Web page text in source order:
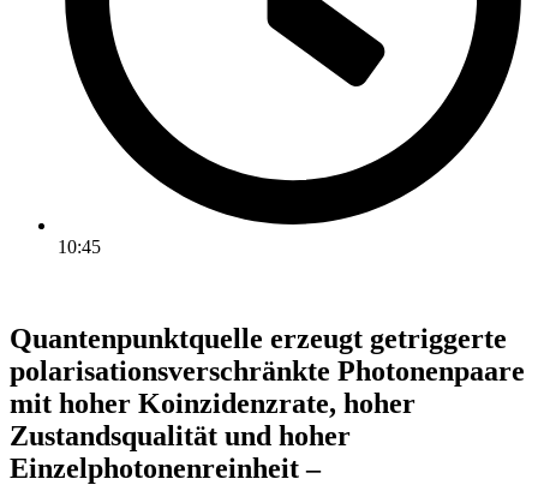
10:45
Quantenpunktquelle erzeugt getriggerte
polarisationsverschränkte Photonenpaare
mit hoher Koinzidenzrate, hoher
Zustandsqualität und hoher
Einzelphotonenreinheit –